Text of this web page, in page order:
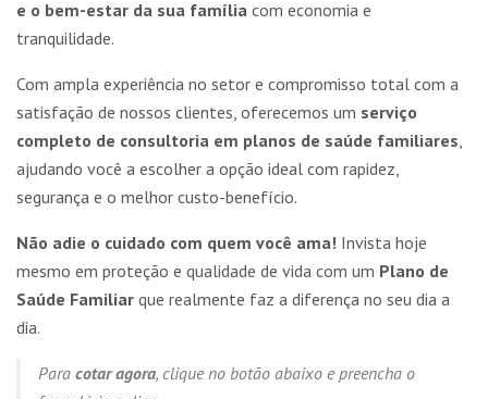
e o bem-estar da sua família com economia e
tranquilidade.
Com ampla experiência no setor e compromisso total com a
satisfação de nossos clientes, oferecemos um serviço
completo de consultoria em planos de saúde familiares,
ajudando você a escolher a opção ideal com rapidez,
segurança e o melhor custo-benefício.
Não adie o cuidado com quem você ama! Invista hoje
mesmo em proteção e qualidade de vida com um Plano de
Saúde Familiar que realmente faz a diferença no seu dia a
dia.
Para cotar agora, clique no botão abaixo e preencha o